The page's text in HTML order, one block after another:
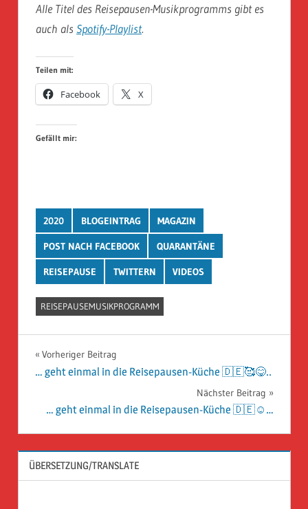
Alle Titel des Reisepausen-Musikprogramms gibt es
auch als Spotify-Playlist.
Teilen mit:
Facebook X
Gefällt mir:
2020 BLOGEINTRAG MAGAZIN
POST NACH FACEBOOK QUARANTÄNE
REISEPAUSE TWITTERN VIDEOS
REISEPAUSEMUSIKPROGRAMM
Beitragsnavigation
Vorheriger Beitrag
… geht einmal in die Reisepausen-Küche 🇩🇪🥰😋..
Nächster Beitrag
… geht einmal in die Reisepausen-Küche 🇩🇪☺️…
ÜBERSETZUNG/TRANSLATE